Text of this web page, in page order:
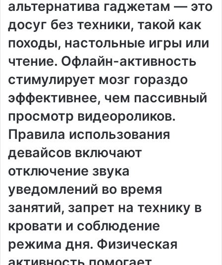
альтернатива гаджетам — это
досуг без техники, такой как
походы, настольные игры или
чтение. Офлайн-активность
стимулирует мозг гораздо
эффективнее, чем пассивный
просмотр видеороликов.
Правила использования
девайсов включают
отключение звука
уведомлений во время
занятий, запрет на технику в
кровати и соблюдение
режима дня. Физическая